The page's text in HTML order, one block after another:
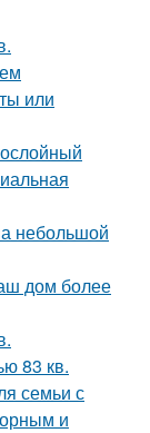
или
небольшой
дом более
83 кв.
семьи с
и